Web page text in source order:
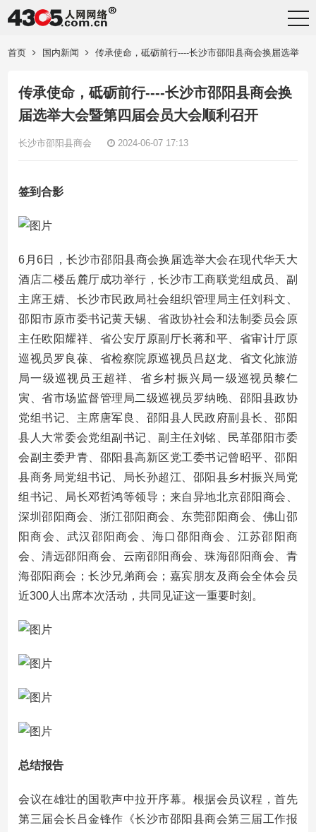
首页 国内新闻
传承使命，砥砺前行----长沙市邵阳县商会换届选举
传承使命，砥砺前行----长沙市邵阳县商会换
届选举大会暨第四届会员大会顺利召开
长沙市邵阳县商会 2024-06-07 17:13
签到合影
6月6日，长沙市邵阳县商会换届选举大会在现代华天大
酒店二楼岳麓厅成功举行，长沙市工商联党组成员、副
主席王婧、长沙市民政局社会组织管理局主任刘科文、
邵阳市原市委书记黄天锡、省政协社会和法制委员会原
主任欧阳耀祥、省公安厅原副厅长蒋和平、省审计厅原
巡视员罗良葆、省检察院原巡视员吕赵龙、省文化旅游
局一级巡视员王超祥、省乡村振兴局一级巡视员黎仁
寅、省市场监督管理局二级巡视员罗纳晚、邵阳县政协
党组书记、主席唐军良、邵阳县人民政府副县长、邵阳
县人大常委会党组副书记、副主任刘铭、民革邵阳市委
会副主委尹青、邵阳县高新区党工委书记曾昭平、邵阳
县商务局党组书记、局长孙超江、邵阳县乡村振兴局党
组书记、局长邓哲鸿等领导；来自异地北京邵阳商会、
深圳邵阳商会、浙江邵阳商会、东莞邵阳商会、佛山邵
阳商会、武汉邵阳商会、海口邵阳商会、江苏邵阳商
会、清远邵阳商会、云南邵阳商会、珠海邵阳商会、青
海邵阳商会；长沙兄弟商会；嘉宾朋友及商会全体会员
近300人出席本次活动，共同见证这一重要时刻。
总结报告
会议在雄壮的国歌声中拉开序幕。根据会员议程，首先
第三届会长吕金锋作《长沙市邵阳县商会第三届工作报